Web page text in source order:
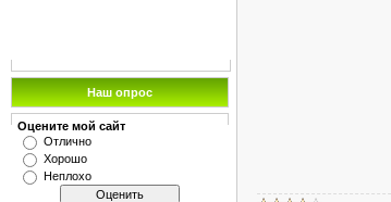
Наш опрос
Оцените мой сайт
Отлично
Хорошо
Неплохо